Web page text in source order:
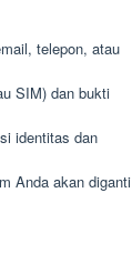
telepon, atau
SIM) dan bukti
identitas dan
Anda akan diganti